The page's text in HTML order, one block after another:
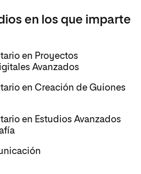
en los que imparte
en Proyectos
Avanzados
en Creación de Guiones
en Estudios Avanzados